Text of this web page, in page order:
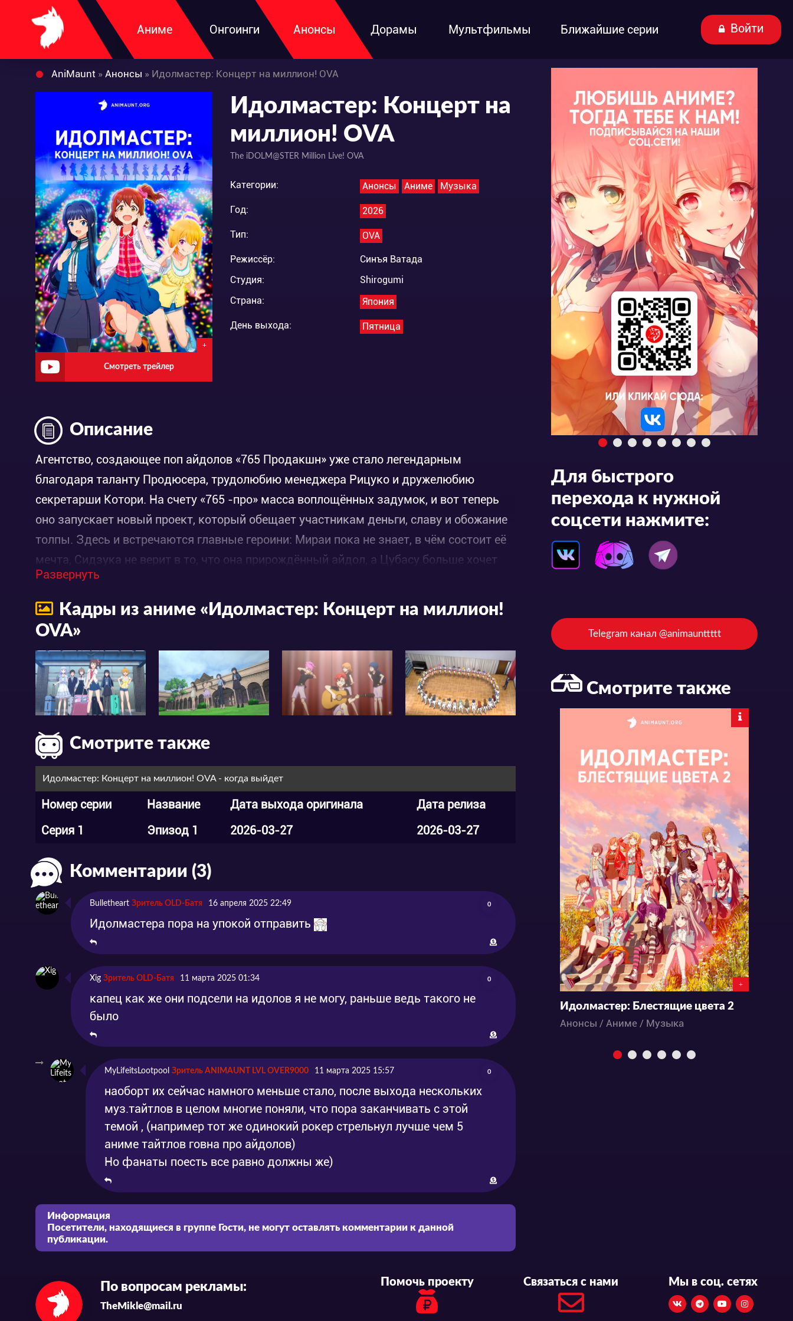
Аниме Онгоинги Анонсы Дорамы Мультфильмы Ближайшие серии Войти
AniMaunt » Анонсы » Идолмастер: Концерт на миллион! OVA
+
Смотреть трейлер
Идолмастер: Концерт на
миллион! OVA
The iDOLM@STER Million Live! OVA
Категории: Анонсы Аниме Музыка
Год: 2026
Тип: OVA
Режиссёр:
Синъя Ватада
Студия:
Shirogumi
Страна:
Япония
День выхода: Пятница
Описание
Агентство, создающее поп айдолов «765 Продакшн» уже стало легендарным
благодаря таланту Продюсера, трудолюбию менеджера Рицуко и дружелюбию
секретарши Котори. На счету «765 -про» масса воплощённых задумок, и вот теперь
оно запускает новый проект, который обещает участникам деньги, славу и обожание
толпы. Здесь и встречаются главные героини: Мираи пока не знает, в чём состоит её
мечта, Сидзука не верит в то, что она прирождённый айдол, а Цубасу больше хочет
роскошной жизни, чем ярких выступлений. Хотите стать звёздами? Добро
пожаловать в трудовые будни!
Развернуть
Кадры из аниме «Идолмастер: Концерт на миллион!
OVA»
Смотрите также
Идолмастер: Концерт на миллион! OVA - когда выйдет
Номер серии Название Дата выхода оригинала
Дата релиза
Серия 1
Эпизод 1 2026-03-27 2026-03-27
Комментарии (3)
Bulletheart Зритель OLD-Батя 16 апреля 2025 22:49 0
Идолмастера пора на упокой отправить
Xig Зритель OLD-Батя 11 марта 2025 01:34 0
капец как же они подсели на идолов я не могу, раньше ведь такого не
было
MyLifeitsLootpool Зритель ANIMAUNT LVL OVER9000 11 марта 2025 15:57 0
наоборт их сейчас намного меньше стало, после выхода нескольких
муз.тайтлов в целом многие поняли, что пора заканчивать с этой
темой , (например тот же одинокий рокер стрельнул лучше чем 5
аниме тайтлов говна про айдолов)
Но фанаты поесть все равно должны же)
Информация
Посетители, находящиеся в группе Гости, не могут оставлять комментарии к данной
публикации.
Для быстрого
перехода к нужной
соцсети нажмите:
Telegram канал @animaunttttt
Смотрите также
+
Идолмастер: Блестящие цвета 2
Анонсы / Аниме / Музыка
По вопросам рекламы:
TheMikle@mail.ru
Помочь проекту Связаться с нами Мы в соц. сетях